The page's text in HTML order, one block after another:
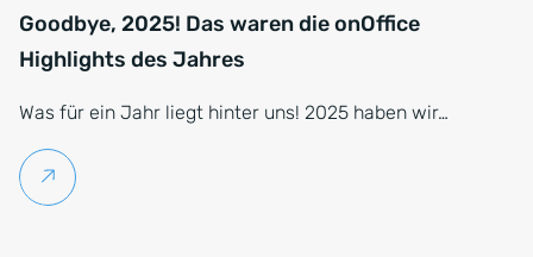
Goodbye, 2025! Das waren die onOffice
Highlights des Jahres
Was für ein Jahr liegt hinter uns! 2025 haben wir…
Weiterlesen